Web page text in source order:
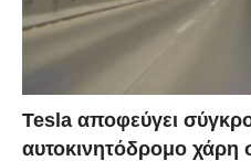
Tesla αποφεύγει
αυτοκινητόδρομο χάρη